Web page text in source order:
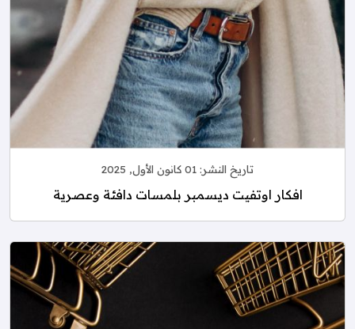
تاريخ النشر: 01 كانون الأول, 2025
افكار اوتفيت ديسمبر بلمسات دافئة وعصرية